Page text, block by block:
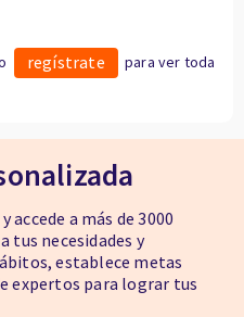
regístrate
para ver toda
accede a más de 3000
tus necesidades y
establece metas
expertos para lograr tus